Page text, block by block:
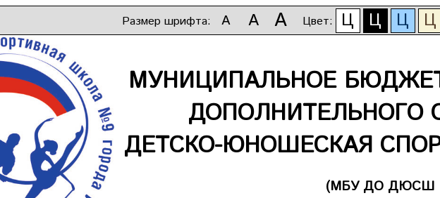
Размер шрифта: A A A Цвет: Ц Ц Ц Ц
МУНИЦИПАЛЬНОЕ
ДОПОЛНИТЕЛЬНОГО
ДЕТСКО-ЮНОШЕСКАЯ
(МБУ ДО ДЮСШ